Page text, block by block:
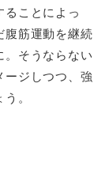
ことによっ
腹筋運動を継続
。そうならない
ージしつつ、強
。